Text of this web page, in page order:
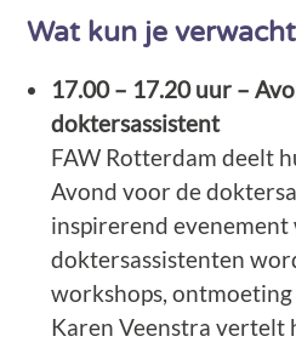
Wat kun je
17.00 – 17.20 uur –
doktersassistent
FAW Rotterdam deelt
Avond voor de
inspirerend evenement
doktersassistenten
workshops,
Karen Veenstra vertelt